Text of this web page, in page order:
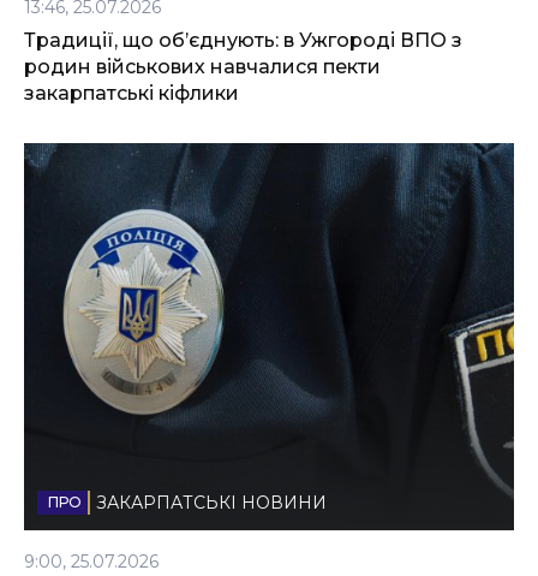
13:46, 25.07.2026
Традиції, що об’єднують: в Ужгороді ВПО з
родин військових навчалися пекти
закарпатські кіфлики
ЗАКАРПАТСЬКІ НОВИНИ
9:00, 25.07.2026